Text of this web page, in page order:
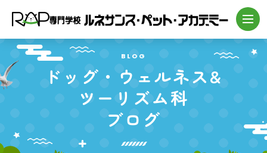
BLOG
ドッグ・ ウェルネス&
ツーリズム科
ブログ